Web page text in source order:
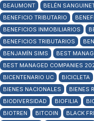
BEAUMONT
BELÉN
BENEFICIO TRIBUTARIO
BENEFICIOS INMOBILIARIOS
BENEFICIOS TRIBUTARIOS
BENJAMÍN SIMS
BEST
BEST MANAGED COMPANIES
BICENTENARIO UC
BICICLETA
BIENES NACIONALES
BIENES
BIODIVERSIDAD
BIOFILIA
BIOTREN
BITCOIN BLACK